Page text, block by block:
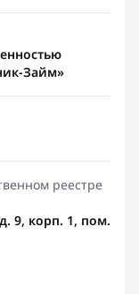
Займ»
реестре
9, корп. 1, пом.